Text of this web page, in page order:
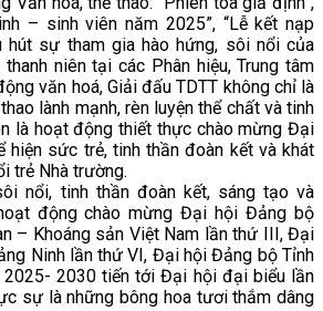
– sinh viên năm 2025”, “Lễ kết nạp
hút sự tham gia hào hứng, sôi nổi của
niên tại các Phân hiệu, Trung tâm
văn hoá, Giải đấu TDTT không chỉ là
lành mạnh, rèn luyện thể chất và tinh
là hoạt động thiết thực chào mừng Đại
hiện sức trẻ, tinh thần đoàn kết và khát
trẻ Nhà trường.
nổi, tinh thần đoàn kết, sáng tạo và
động chào mừng Đại hội Đảng bộ
– Khoáng sản Việt Nam lần thứ III, Đại
Ninh lần thứ VI, Đại hội Đảng bộ Tỉnh
2025- 2030 tiến tới Đại hội đại biểu lần
sự là những bông hoa tươi thắm dâng